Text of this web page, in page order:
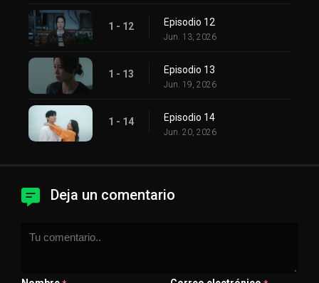
1 - 12 Episodio 12
Jun. 13, 2026
1 - 13 Episodio 13
Jun. 19, 2026
1 - 14 Episodio 14
Jun. 20, 2026
Deja un comentario